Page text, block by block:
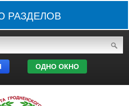
РАЗДЕЛОВ
ОДНО ОКНО